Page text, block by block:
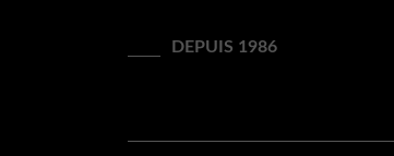
DEPUIS 1986